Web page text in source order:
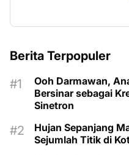
Berita Terpopuler
Ooh Darmawan,
Bersinar sebagai
Sinetron
Hujan Sepanjang
Sejumlah Titik di